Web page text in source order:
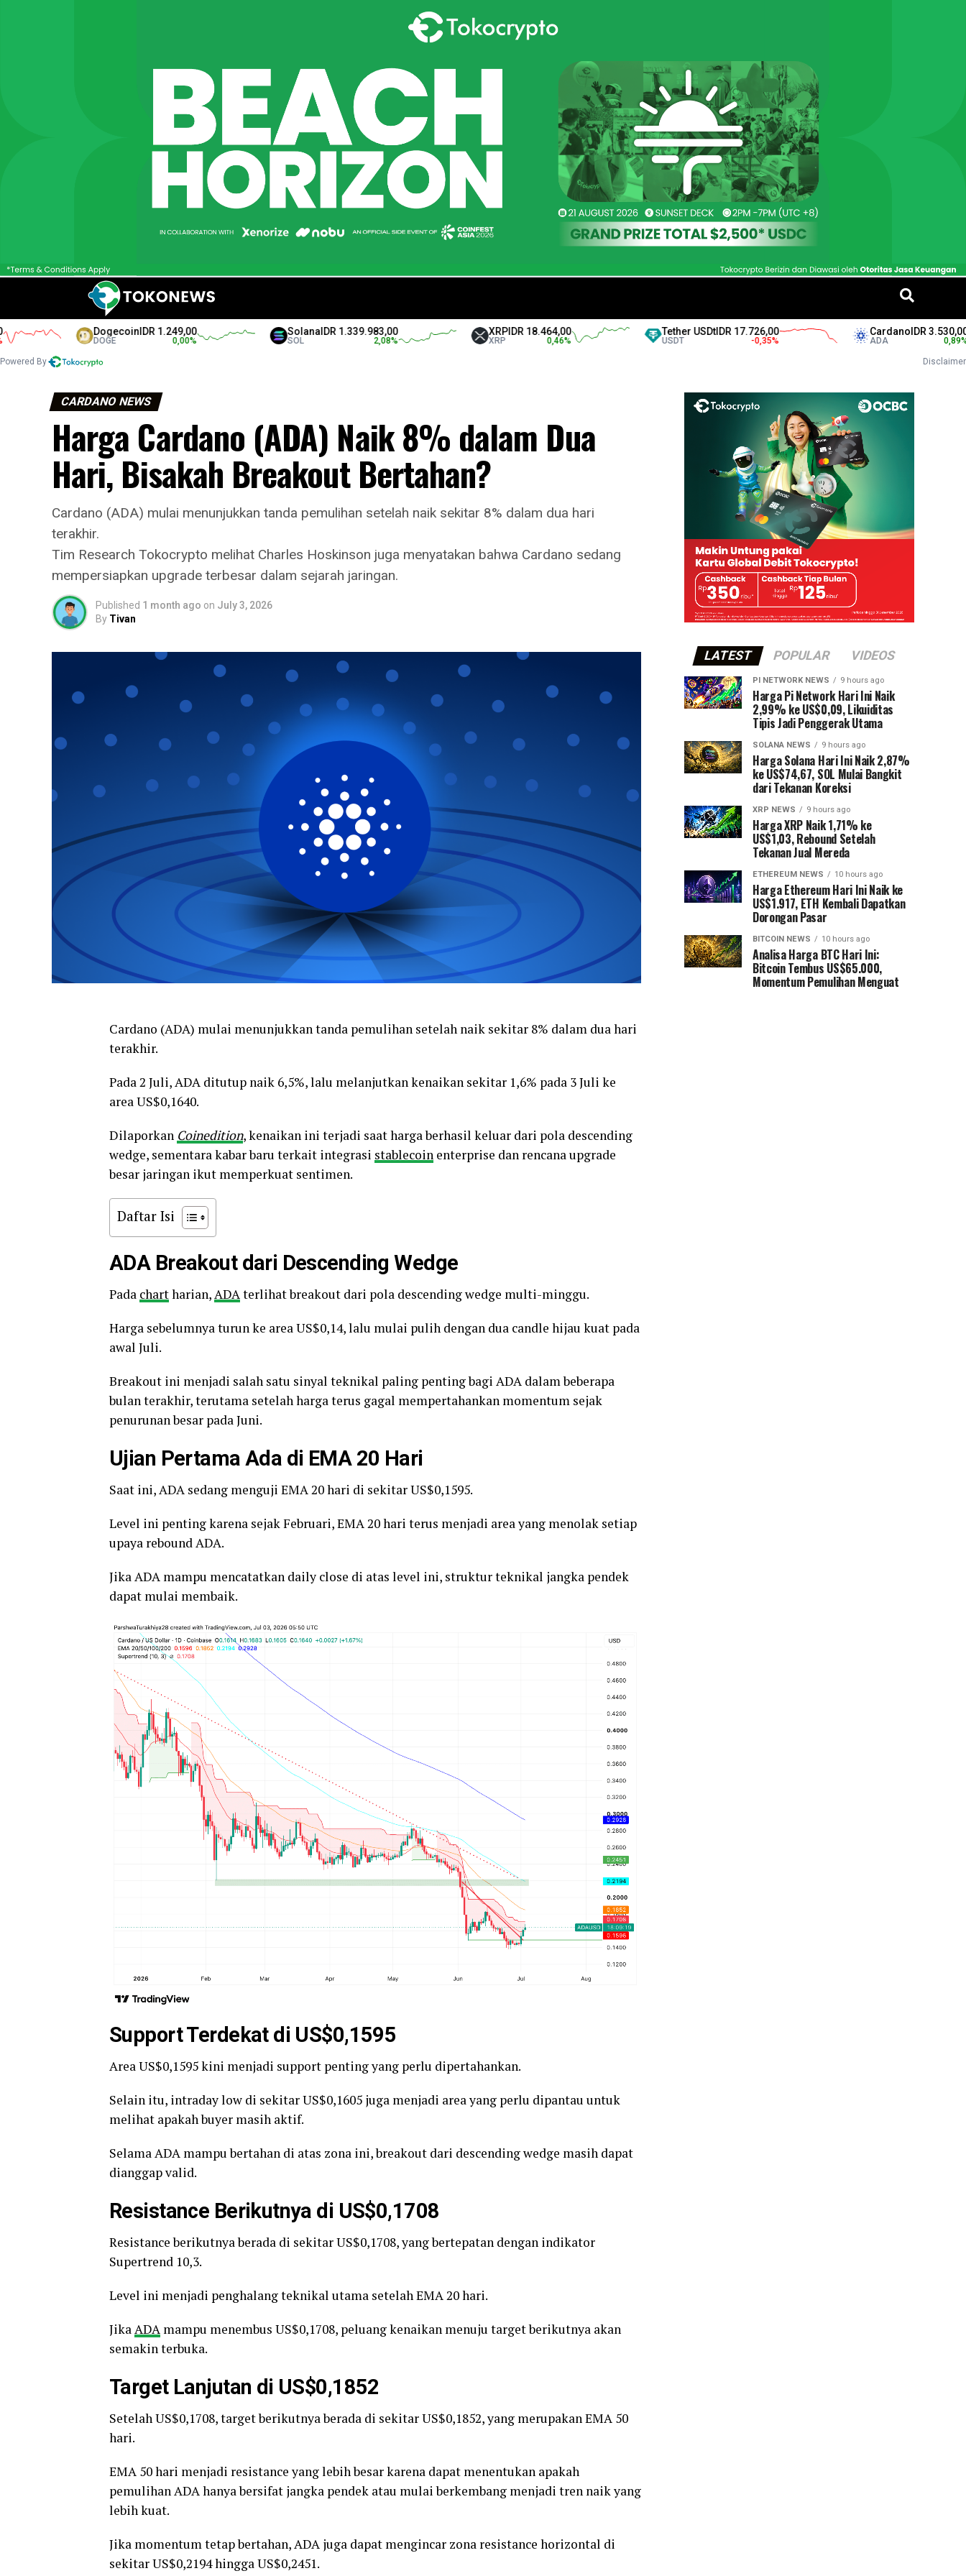
DogecoinIDR 1.249,00
DOGE
SolanaIDR 1.339.983,00
SOL
XRPIDR 18.464,00
XRP
Tether USDtIDR 17.726,00
USDT
CardanoIDR 3.530,00
ADA
Powered By Disclaimer
CARDANO NEWS
Harga Cardano (ADA) Naik 8% dalam Dua
Hari, Bisakah Breakout Bertahan?
Cardano (ADA) mulai menunjukkan tanda pemulihan setelah naik sekitar 8% dalam dua hari
terakhir.
Tim Research Tokocrypto melihat Charles Hoskinson juga menyatakan bahwa Cardano sedang
mempersiapkan upgrade terbesar dalam sejarah jaringan.
Published 1 month ago on July 3, 2026
By Tivan
Cardano (ADA) mulai menunjukkan tanda pemulihan setelah naik sekitar 8% dalam dua hari
terakhir.
Pada 2 Juli, ADA ditutup naik 6,5%, lalu melanjutkan kenaikan sekitar 1,6% pada 3 Juli ke
area US$0,1640.
Dilaporkan Coinedition, kenaikan ini terjadi saat harga berhasil keluar dari pola descending
wedge, sementara kabar baru terkait integrasi stablecoin enterprise dan rencana upgrade
besar jaringan ikut memperkuat sentimen.
Daftar Isi
ADA Breakout dari Descending Wedge
Pada chartharian,ADAterlihat breakout dari pola descending wedge multi-minggu.
Harga sebelumnya turun ke area US$0,14, lalu mulai pulih dengan dua candle hijau kuat pada
awal Juli.
Breakout ini menjadi salah satu sinyal teknikal paling penting bagi ADA dalam beberapa
bulan terakhir, terutama setelah harga terus gagal mempertahankan momentum sejak
penurunan besar pada Juni.
Ujian Pertama Ada di EMA 20 Hari
Saat ini, ADA sedang menguji EMA 20 hari di sekitar US$0,1595.
Level ini penting karena sejak Februari, EMA 20 hari terus menjadi area yang menolak setiap
upaya rebound ADA.
Jika ADA mampu mencatatkan daily close di atas level ini, struktur teknikal jangka pendek
dapat mulai membaik.
Support Terdekat di US$0,1595
Area US$0,1595 kini menjadi support penting yang perlu dipertahankan.
Selain itu, intraday low di sekitar US$0,1605 juga menjadi area yang perlu dipantau untuk
melihat apakah buyer masih aktif.
Selama ADA mampu bertahan di atas zona ini, breakout dari descending wedge masih dapat
dianggap valid.
Resistance Berikutnya di US$0,1708
Resistance berikutnya berada di sekitar US$0,1708, yang bertepatan dengan indikator
Supertrend 10,3.
Level ini menjadi penghalang teknikal utama setelah EMA 20 hari.
JikaADA mampu menembus US$0,1708, peluang kenaikan menuju target berikutnya akan
semakin terbuka.
Target Lanjutan di US$0,1852
Setelah US$0,1708, target berikutnya berada di sekitar US$0,1852, yang merupakan EMA 50
hari.
EMA 50 hari menjadi resistance yang lebih besar karena dapat menentukan apakah
pemulihan ADA hanya bersifat jangka pendek atau mulai berkembang menjadi tren naik yang
lebih kuat.
Jika momentum tetap bertahan, ADA juga dapat mengincar zona resistance horizontal di
sekitar US$0,2194 hingga US$0,2451.
LATEST POPULAR VIDEOS
PI NETWORK NEWS 9 hours ago
Harga Pi Network Hari Ini Naik
2,99% ke US$0,09, Likuiditas
Tipis Jadi Penggerak Utama
SOLANA NEWS 9 hours ago
Harga Solana Hari Ini Naik 2,87%
ke US$74,67, SOL Mulai Bangkit
dari Tekanan Koreksi
XRP NEWS 9 hours ago
Harga XRP Naik 1,71% ke
US$1,03, Rebound Setelah
Tekanan Jual Mereda
ETHEREUM NEWS 10 hours ago
Harga Ethereum Hari Ini Naik ke
US$1.917, ETH Kembali Dapatkan
Dorongan Pasar
BITCOIN NEWS 10 hours ago
Analisa Harga BTC Hari Ini:
Bitcoin Tembus US$65.000,
Momentum Pemulihan Menguat